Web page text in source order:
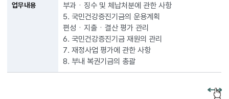
업무내용
부과ㆍ징수 및 체납처분에 관한 사항
5. 국민건강증진기금의 운용계획
편성ㆍ지출ㆍ결산 평가 관리
6. 국민건강증진기금 재원의 관리
7. 재정사업 평가에 관한 사항
8. 부내 복권기금의 총괄